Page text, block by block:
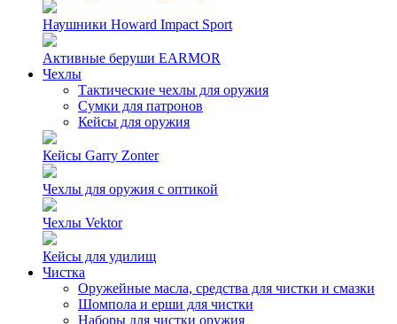
Наушники Howard Impact Sport
Активные беруши EARMOR
Чехлы
Тактические чехлы для оружия
Сумки для патронов
Кейсы для оружия
Кейсы Garry Zonter
Чехлы для оружия с оптикой
Чехлы Vektor
Кейсы для удилищ
Чистка
Оружейные масла, средства для чистки и смазки
Шомпола и ерши для чистки
Наборы для чистки оружия